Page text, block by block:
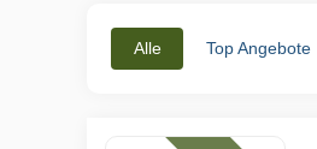
Alle Top Angebote